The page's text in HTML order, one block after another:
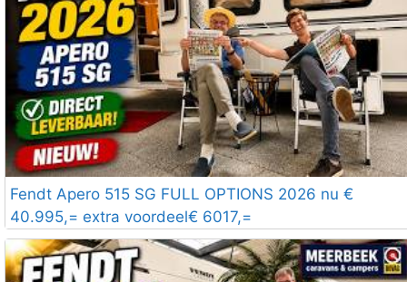
Fendt Apero 515 SG FULL OPTIONS 2026 nu €
40.995,= extra voordeel€ 6017,=